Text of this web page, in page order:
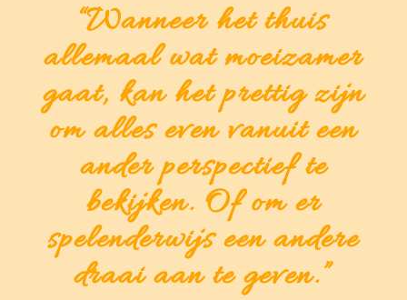
“Wanneer het thuis
allemaal wat moeizamer
gaat, kan het prettig zijn
om alles even vanuit een
ander perspectief te
bekijken. Of om er
spelenderwijs een andere
draai aan te geven.”